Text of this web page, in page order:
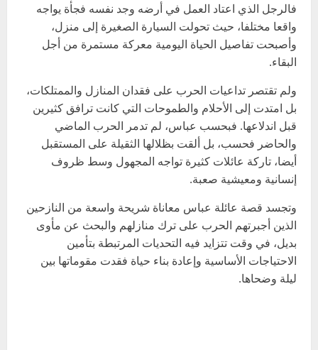
فالرجل الذي اعتاد العمل في أرضه وجد نفسه فجأة يواجه
واقعا مختلفا، حيث تحولت السيارة الصغيرة إلى منزل،
وأصبحت تفاصيل الحياة اليومية معركة مستمرة من أجل
البقاء.
ولم تقتصر تداعيات الحرب على فقدان المنازل والممتلكات،
بل امتدت إلى الأحلام والطموحات التي كانت ترافق كثيرين
قبل اندلاعها. فبحسب عباس، لم تدمر الحرب الماضي
والحاضر فحسب، بل ألقت بظلالها الثقيلة على المستقبل
أيضا، تاركة عائلات كثيرة تواجه المجهول وسط ظروف
إنسانية ومعيشية صعبة.
وتجسد قصة عائلة عباس معاناة شريحة واسعة من النازحين
الذين أجبرتهم الحرب على ترك منازلهم والبحث عن مأوى
بديل، في وقت تتزايد فيه التحديات المرتبطة بتأمين
الاحتياجات الأساسية وإعادة بناء حياة فقدت مقوماتها بين
ليلة وضحاها.